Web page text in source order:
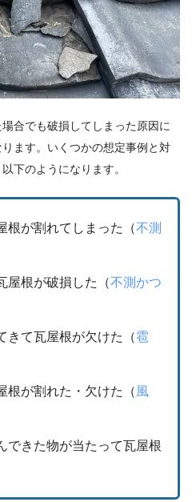
合でも破損してしまった原因に
ます。いくつかの想定事例と対
下のようになります。
根が割れてしまった（不測
屋根が破損した（不測かつ
きて瓦屋根が欠けた（雹
根が割れた・欠けた（ 風
できた物が当たって瓦屋根